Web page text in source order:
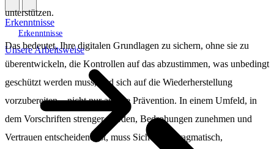
Erkenntnisse
Erkenntnisse
Unsere Arbeitsweise
unterstützen.
Das bedeutet, Ihre digitalen Grundlagen zu sichern, ohne sie zu
überentwickeln, die Kontrollen auf das abzustimmen, was unbedingt
geschützt werden muss, und sich auf die Wiederherstellung
vorzubereiten – nicht nur auf die Prävention. In einem Umfeld, in
dem Vorschriften strenger werden, Bedrohungen zunehmen und
Vertrauen entscheidend ist, muss Sicherheit pragmatisch,